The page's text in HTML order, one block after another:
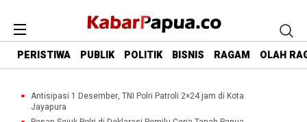
PERISTIWA PUBLIK POLITIK BISNIS RAGAM OLAH
Antisipasi 1 Desember, TNI Polri Patroli 2×24 jam di Kota
Jayapura